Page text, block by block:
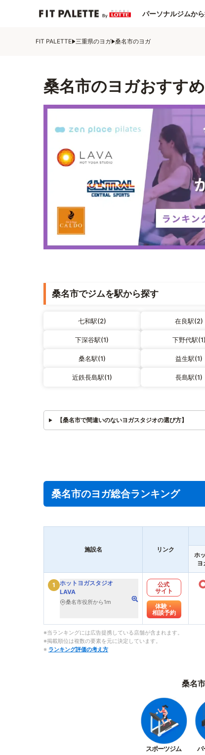
パーソナルジムか
FIT PALETTE 三重県のヨガ 桑名市のヨガ
桑名市のヨガおすす
桑名市でジムを駅から探す
七和駅(2) 在良駅(2)
下深谷駅(1) 下野代駅(1)
桑名駅(1) 益生駅(1)
近鉄長島駅(1) 長島駅(1)
【桑名市で間違いのないヨガスタジオの選び方】
桑名市のヨガ総合ランキング
施設名 リンク
ホ
ヨ
1
ホットヨガスタジオ
LAVA
桑名市役所から1m
公式
サイト
体験・
相談予約
※当ランキングには広告提携している店舗が含まれます。
※掲載順位は複数の要素を元に決定しています。
※ ランキング評価の考え方
桑名
スポーツジム パ